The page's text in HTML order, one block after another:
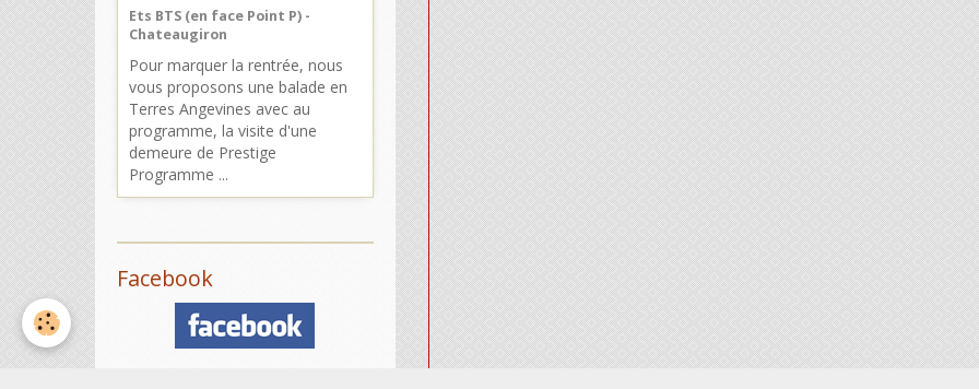
Ets BTS (en face Point P) -
Chateaugiron
Pour marquer la rentrée, nous
vous proposons une balade en
Terres Angevines avec au
programme, la visite d'une
demeure de Prestige
Programme ...
Facebook